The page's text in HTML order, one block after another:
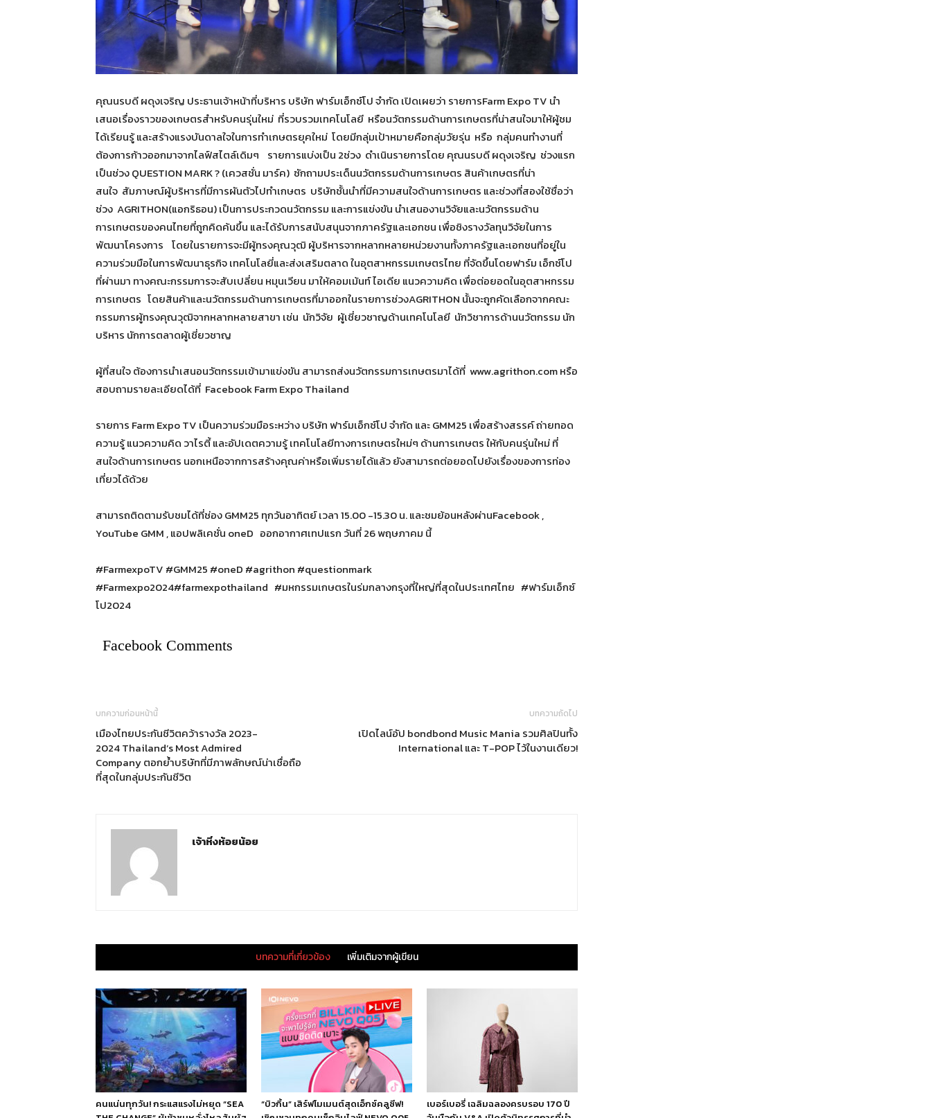
คุณนรบดี ผดุงเจริญ ประธานเจ้าหน้าที่บริหาร บริษัท ฟาร์มเอ็กซ์โป จำกัด เปิดเผยว่า รายการFarm Expo TV นำ
เสนอเรื่องราวของเกษตรสำหรับคนรุ่นใหม่ ที่รวบรวมเทคโนโลยี หรือนวัตกรรมด้านการเกษตรที่น่าสนใจมาให้ผู้ชม
ได้เรียนรู้ และสร้างแรงบันดาลใจในการทำเกษตรยุคใหม่ โดยมีกลุ่มเป้าหมายคือกลุ่มวัยรุ่น หรือ กลุ่มคนทำงานที่
ต้องการก้าวออกมาจากไลฟ์สไตล์เดิมๆ รายการแบ่งเป็น 2ช่วง ดำเนินรายการโดย คุณนรบดี ผดุงเจริญ ช่วงแรก
เป็นช่วง QUESTION MARK ? (เควสชั่น มาร์ค) ซักถามประเด็นนวัตกรรมด้านการเกษตร สินค้าเกษตรที่น่า
สนใจ สัมภาษณ์ผู้บริหารที่มีการผันตัวไปทำเกษตร บริษัทชั้นนำที่มีความสนใจด้านการเกษตร และช่วงที่สองใช้ชื่อว่า
ช่วง AGRITHON(แอกริธอน) เป็นการประกวดนวัตกรรม และการแข่งขัน นำเสนองานวิจัยและนวัตกรรมด้าน
การเกษตรของคนไทยที่ถูกคิดค้นขึ้น และได้รับการสนับสนุนจากภาครัฐและเอกชน เพื่อชิงรางวัลทุนวิจัยในการ
พัฒนาโครงการ โดยในรายการจะมีผู้ทรงคุณวุฒิ ผู้บริหารจากหลากหลายหน่วยงานทั้งภาครัฐและเอกชนที่อยู่ใน
ความร่วมมือในการพัฒนาธุรกิจ เทคโนโลยี่และส่งเสริมตลาด ในอุตสาหกรรมเกษตรไทย ที่จัดขึ้นโดยฟาร์ม เอ็กซ์โป
ที่ผ่านมา ทางคณะกรรมการจะสับเปลี่ยน หมุนเวียน มาให้คอมเม้นท์ ไอเดีย แนวความคิด เพื่อต่อยอดในอุตสาหกรรม
การเกษตร โดยสินค้าและนวัตกรรมด้านการเกษตรที่มาออกในรายการช่วงAGRITHON นั้นจะถูกคัดเลือกจากคณะ
กรรมการผู้ทรงคุณวุฒิจากหลากหลายสาขา เช่น นักวิจัย ผู้เชี่ยวชาญด้านเทคโนโลยี นักวิชาการด้านนวัตกรรม นัก
บริหาร นักการตลาดผู้เชี่ยวชาญ
ผู้ที่สนใจ ต้องการนำเสนอนวัตกรรมเข้ามาแข่งขัน สามารถส่งนวัตกรรมการเกษตรมาได้ที่ www.agrithon.com หรือ
สอบถามรายละเอียดได้ที่ Facebook Farm Expo Thailand
รายการ Farm Expo TV เป็นความร่วมมือระหว่าง บริษัท ฟาร์มเอ็กซ์โป จำกัด และ GMM25 เพื่อสร้างสรรค์ ถ่ายทอด
ความรู้ แนวความคิด วาไรตี้ และอัปเดตความรู้ เทคโนโลยีทางการเกษตรใหม่ๆ ด้านการเกษตร ให้กับคนรุ่นใหม่ ที่
สนใจด้านการเกษตร นอกเหนือจากการสร้างคุณค่าหรือเพิ่มรายได้แล้ว ยังสามารถต่อยอดไปยังเรื่องของการท่อง
เที่ยวได้ด้วย
สามารถติดตามรับชมได้ที่ช่อง GMM25 ทุกวันอาทิตย์ เวลา 15.00 -15.30 น. และชมย้อนหลังผ่านFacebook ,
YouTube GMM , แอปพลิเคชั่น oneD ออกอากาศเทปแรก วันที่ 26 พฤษภาคม นี้
#FarmexpoTV #GMM25 #oneD #agrithon #questionmark
#Farmexpo2024#farmexpothailand #มหกรรมเกษตรในร่มกลางกรุงที่ใหญ่ที่สุดในประเทศไทย #ฟาร์มเอ็กซ์
โป2024
Facebook Comments
บทความก่อนหน้านี้
เมืองไทยประกันชีวิตคว้ารางวัล 2023-
2024 Thailand’s Most Admired
Company ตอกย้ำบริษัทที่มีภาพลักษณ์น่าเชื่อถือ
ที่สุดในกลุ่มประกันชีวิต
บทความถัดไป
เปิดไลน์อัป bondbond Music Mania รวมศิลปินทั้ง
International และ T-POP ไว้ในงานเดียว!
เจ้าหิ่งห้อยน้อย
บทความที่เกี่ยวข้อง เพิ่มเติมจากผู้เขียน
คนแน่นทุกวัน! กระแสแรงไม่หยุด “SEA
“บิวกิ้น” เสิร์ฟโมเมนต์สุดเอ็กซ์คลูซีฟ!
เบอร์เบอรี่ เฉลิมฉลองครบรอบ 170 ปี